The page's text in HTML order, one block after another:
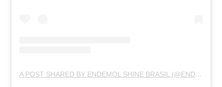
A POST SHARED BY ENDEMOL SHINE BRASIL (@ENDEMOLSHINEBR)